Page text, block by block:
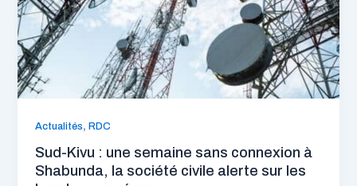
Actualités,RDC
Sud-Kivu : une semaine sans connexion à
Shabunda, la société civile alerte sur les